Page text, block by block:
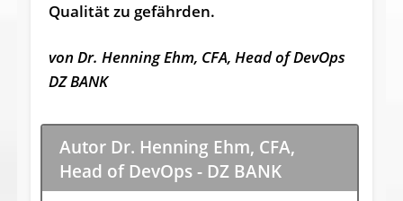
Qualität zu gefährden.
von Dr. Henning Ehm, CFA, Head of DevOps
DZ BANK
Autor Dr. Henning Ehm, CFA,
Head of DevOps - DZ BANK